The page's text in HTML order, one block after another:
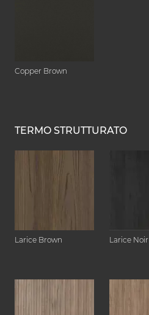
Copper Brown
TERMO STRUTTURATO
Larice Brown Larice Noir